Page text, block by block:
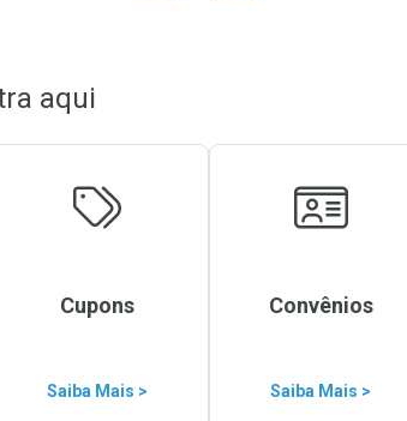
aqui
Cupons
Saiba Mais >
Convênios
Saiba Mais >